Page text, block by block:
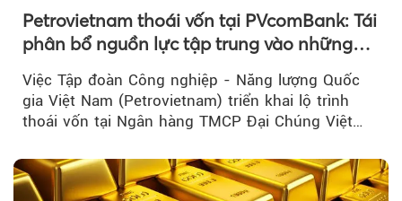
Petrovietnam thoái vốn tại PVcomBank: Tái
phân bổ nguồn lực tập trung vào những
Việc Tập đoàn Công nghiệp - Năng lượng Quốc
gia Việt Nam (Petrovietnam) triển khai lộ trình
thoái vốn tại Ngân hàng TMCP Đại Chúng Việt